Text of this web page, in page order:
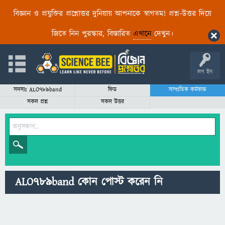
বিজ্ঞান ও প্রযুক্তির প্রশ্নোত্তর দুনিয়ায় আপনাকে স্বাগতম! প্রশ্ন-উত্তর দিয়ে
জিতে নিন পুরস্কার, বিস্তারিত এখানেদেখুন।
লগ ইন
সদস্যঃ ALO789band ফিড
সাম্প্রতিক কর্মকান্ড
সকল প্রশ্ন
সকল উত্তর
ALO789band কোন পোস্ট করেন নি